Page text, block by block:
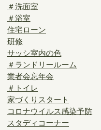
＃洗面室
＃浴室
住宅ローン
研修
サッシ室内の色
＃ランドリールーム
業者会忘年会
＃トイレ
家づくりスタート
コロナウイルス感染予防
スタディコーナー